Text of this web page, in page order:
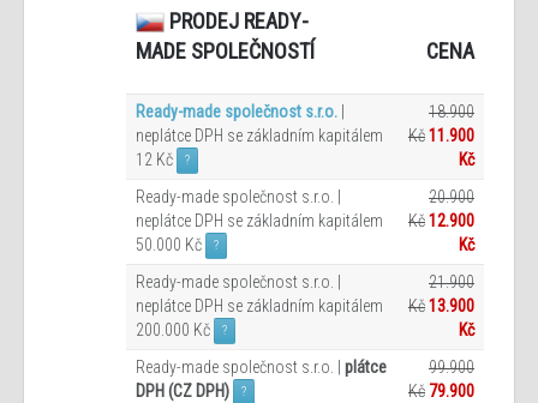
PRODEJ READY-
MADE SPOLEČNOSTÍ
CENA
Ready-made společnost s.r.o.
neplátce DPH se základním kapitálem
12 Kč
?
18.900
Kč11.900
Kč
Ready-made společnost s.r.o. |
neplátce DPH se základním kapitálem
50.000 Kč
?
20.900
Kč12.900
Kč
Ready-made společnost s.r.o. |
neplátce DPH se základním kapitálem
200.000 Kč
?
21.900
Kč13.900
Kč
Ready-made společnost s.r.o. | plátce
DPH (CZ DPH)
?
99.900
Kč 79.900